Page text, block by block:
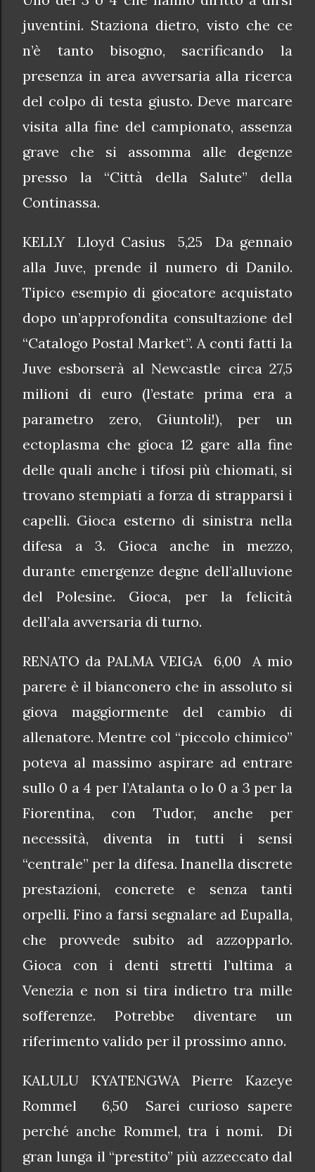
juventini. Staziona dietro, visto che ce
n’è tanto bisogno, sacrificando la
presenza in area avversaria alla ricerca
del colpo di testa giusto. Deve marcare
visita alla fine del campionato, assenza
grave che si assomma alle degenze
presso la “Città della Salute” della
Continassa.
KELLY Lloyd Casius 5,25 Da gennaio
alla Juve, prende il numero di Danilo.
Tipico esempio di giocatore acquistato
dopo un’approfondita consultazione del
“Catalogo Postal Market”. A conti fatti la
Juve esborserà al Newcastle circa 27,5
milioni di euro (l’estate prima era a
parametro zero, Giuntoli!), per un
ectoplasma che gioca 12 gare alla fine
delle quali anche i tifosi più chiomati, si
trovano stempiati a forza di strapparsi i
capelli. Gioca esterno di sinistra nella
difesa a 3. Gioca anche in mezzo,
durante emergenze degne dell’alluvione
del Polesine. Gioca, per la felicità
dell’ala avversaria di turno.
RENATO da PALMA VEIGA 6,00 A mio
parere è il bianconero che in assoluto si
giova maggiormente del cambio di
allenatore. Mentre col “piccolo chimico”
poteva al massimo aspirare ad entrare
sullo 0 a 4 per l’Atalanta o lo 0 a 3 per la
Fiorentina, con Tudor, anche per
necessità, diventa in tutti i sensi
“centrale” per la difesa. Inanella discrete
prestazioni, concrete e senza tanti
orpelli. Fino a farsi segnalare ad Eupalla,
che provvede subito ad azzopparlo.
Gioca con i denti stretti l’ultima a
Venezia e non si tira indietro tra mille
sofferenze. Potrebbe diventare un
riferimento valido per il prossimo anno.
KALULU KYATENGWA Pierre Kazeye
Rommel 6,50 Sarei curioso sapere
perché anche Rommel, tra i nomi. Di
gran lunga il “prestito” più azzeccato dal